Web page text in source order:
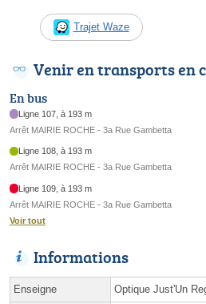
Trajet Waze
Venir en transports en
En bus
Ligne 107, à 193 m
Arrêt MAIRIE ROCHE - 3a Rue Gambetta
Ligne 108, à 193 m
Arrêt MAIRIE ROCHE - 3a Rue Gambetta
Ligne 109, à 193 m
Arrêt MAIRIE ROCHE - 3a Rue Gambetta
Voir tout
Informations
Enseigne Optique Just'Un